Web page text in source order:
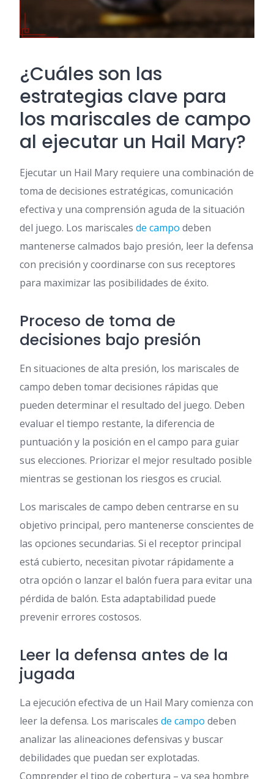
¿Cuáles son las
estrategias clave para
los mariscales de campo
al ejecutar un Hail Mary?
Ejecutar un Hail Mary requiere una combinación de
toma de decisiones estratégicas, comunicación
efectiva y una comprensión aguda de la situación
del juego. Los mariscales de campo deben
mantenerse calmados bajo presión, leer la defensa
con precisión y coordinarse con sus receptores
para maximizar las posibilidades de éxito.
Proceso de toma de
decisiones bajo presión
En situaciones de alta presión, los mariscales de
campo deben tomar decisiones rápidas que
pueden determinar el resultado del juego. Deben
evaluar el tiempo restante, la diferencia de
puntuación y la posición en el campo para guiar
sus elecciones. Priorizar el mejor resultado posible
mientras se gestionan los riesgos es crucial.
Los mariscales de campo deben centrarse en su
objetivo principal, pero mantenerse conscientes de
las opciones secundarias. Si el receptor principal
está cubierto, necesitan pivotar rápidamente a
otra opción o lanzar el balón fuera para evitar una
pérdida de balón. Esta adaptabilidad puede
prevenir errores costosos.
Leer la defensa antes de la
jugada
La ejecución efectiva de un Hail Mary comienza con
leer la defensa. Los mariscales de campo deben
analizar las alineaciones defensivas y buscar
debilidades que puedan ser explotadas.
Comprender el tipo de cobertura – ya sea hombre